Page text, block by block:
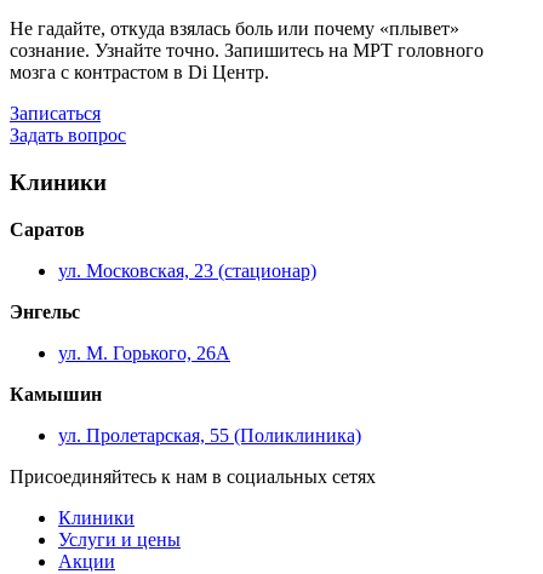
Не гадайте, откуда взялась боль или почему «плывет»
сознание. Узнайте точно. Запишитесь на МРТ головного
мозга с контрастом в Di Центр.
Записаться
Задать вопрос
Клиники
Саратов
ул. Московская, 23 (стационар)
Энгельс
ул. М. Горького, 26А
Камышин
ул. Пролетарская, 55 (Поликлиника)
Присоединяйтесь к нам в социальных сетях
Клиники
Услуги и цены
Акции